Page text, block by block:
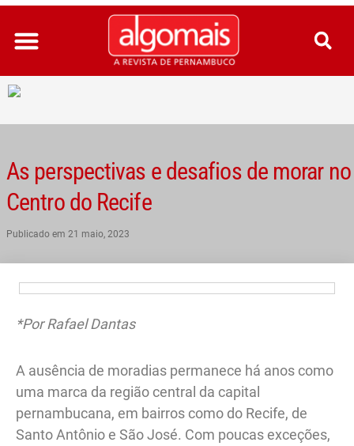
Ir
para
conteúdo
As perspectivas e desafios de morar no
Centro do Recife
Publicado em 21 maio, 2023
*Por Rafael Dantas
A ausência de moradias permanece há anos como
uma marca da região central da capital
pernambucana, em bairros como do Recife, de
Santo Antônio e São José. Com poucas exceções,